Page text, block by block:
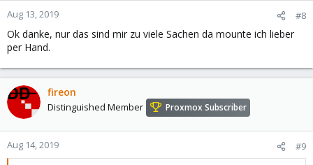
Aug 13, 2019 #8
Ok danke, nur das sind mir zu viele Sachen da mounte ich lieber
per Hand.
fireon
Distinguished Member Proxmox Subscriber
Aug 14, 2019 #9